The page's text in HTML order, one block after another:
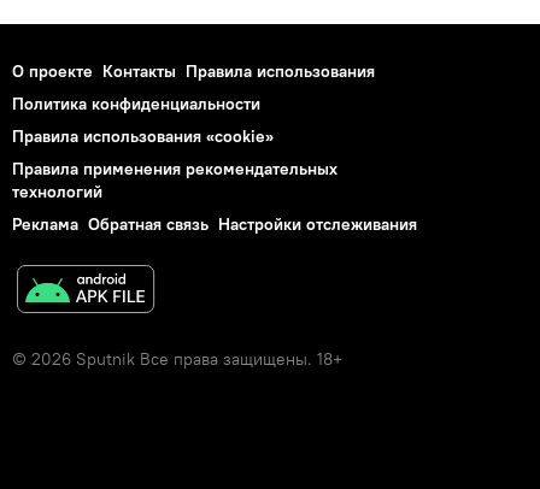
О проекте Контакты Правила использования
Политика конфиденциальности
Правила использования «cookie»
Правила применения рекомендательных
технологий
Реклама Обратная связь Настройки отслеживания
© 2026 Sputnik Все права защищены. 18+